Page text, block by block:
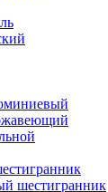
шестигранник